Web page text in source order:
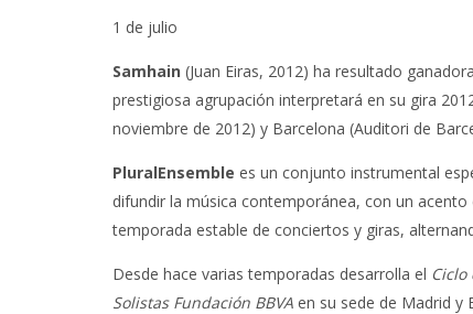
1 de julio
Samhain (Juan Eiras, 2012) ha resultado
prestigiosa agrupación interpretará en su gira
noviembre de 2012) y Barcelona (Auditori de
PluralEnsemble es un conjunto instrumental
difundir la música contemporánea, con un
temporada estable de conciertos y giras,
Desde hace varias temporadas desarrolla el
Solistas Fundación BBVA en su sede de Madrid y